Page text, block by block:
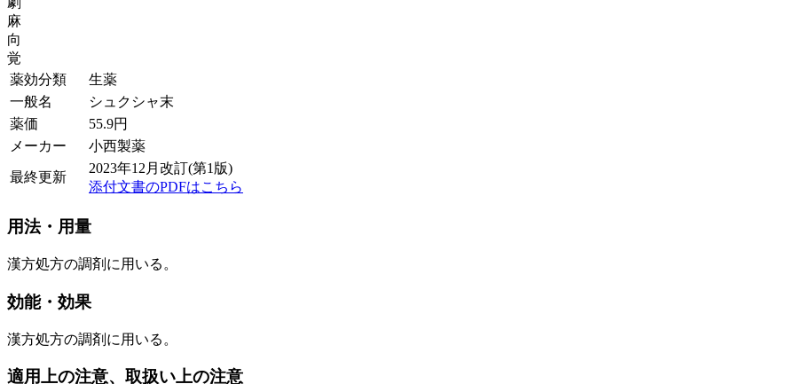
麻
向
覚
薬効分類
生薬
一般名
シュクシャ末
薬価
55.9円
メーカー
小西製薬
最終更新
2023年12月改訂(第1版)
添付文書のPDFはこちら
用法・用量
漢方処方の調剤に用いる。
効能・効果
漢方処方の調剤に用いる。
適用上の注意、取扱い上の注意